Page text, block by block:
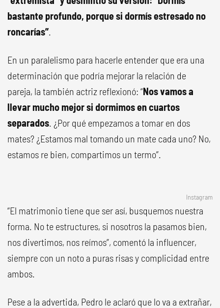
bastante profundo, porque si dormís estresado no
roncarías”.
En un paralelismo para hacerle entender que era una
determinación que podría mejorar la relación de
pareja, la también actriz reflexionó: “Nos vamos a
llevar mucho mejor si dormimos en cuartos
separados. ¿Por qué empezamos a tomar en dos
mates? ¿Estamos mal tomando un mate cada uno? No,
estamos re bien, compartimos un termo”.
Instagram
“El matrimonio tiene que ser así, busquemos nuestra
forma. No te estructures, si nosotros la pasamos bien,
nos divertimos, nos reímos”, comentó la influencer,
siempre con un noto a puras risas y complicidad entre
ambos.
Pese a la advertida, Pedro le aclaró que lo va a extrañar,